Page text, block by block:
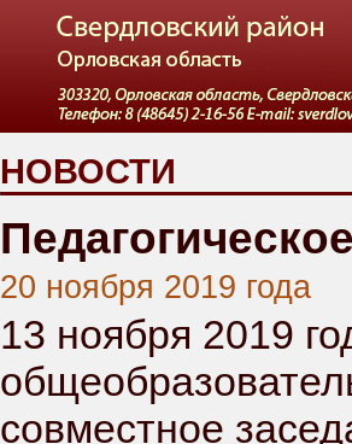
НОВОСТИ
20 ноября 2019 года
13 ноября 2019
совместное